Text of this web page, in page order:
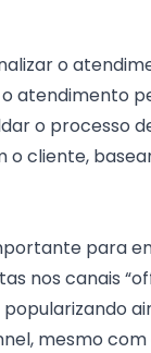
o
atendimento
o processo
o cliente,
para
nos canais
mesmo